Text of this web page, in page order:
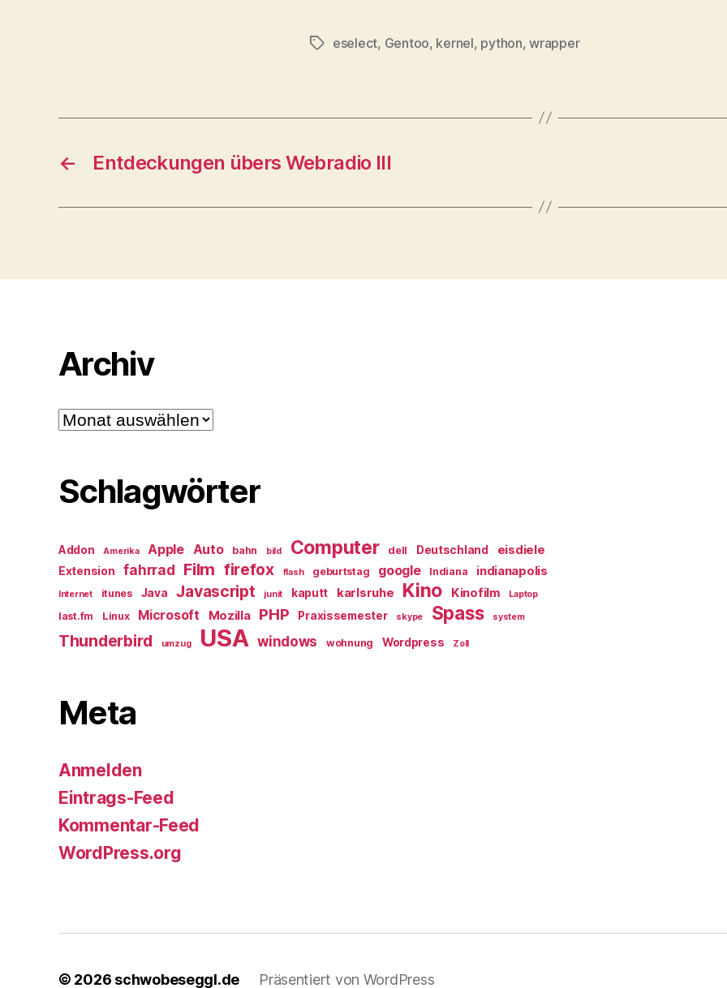
Schlagwörter
eselect, Gentoo, kernel, python,wrapper
← Entdeckungen übers Webradio III
Archiv
Archiv
Schlagwörter
Addon Amerika Apple Auto bahn bild Computer dell Deutschland eisdiele
Extension fahrrad Film firefox flash geburtstag google Indiana indianapolis
Internet itunes Java Javascript junit kaputt karlsruhe Kino Kinofilm Laptop
last.fm Linux Microsoft Mozilla PHP Praxissemester skype Spass system
Thunderbird umzug USA windows wohnung Wordpress Zoll
Meta
Anmelden
Eintrags-Feed
Kommentar-Feed
WordPress.org
© 2026 schwobeseggl.de Präsentiert von WordPress